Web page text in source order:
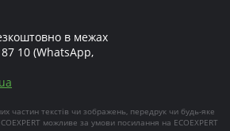
в межах
10 (WhatsApp,
частин текстів чи зображень, передрук чи будь-яке
можливе за умови посилання на ECOEXPERT